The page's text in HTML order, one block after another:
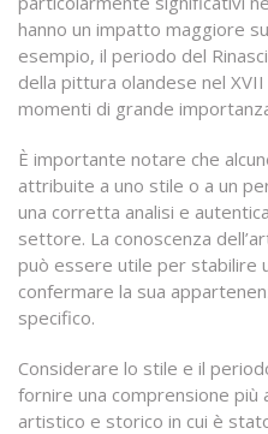
hanno un impatto maggiore
esempio, il periodo del
della pittura olandese nel
momenti di grande
È importante notare che
attribuite a uno stile o a un
una corretta analisi e
settore. La conoscenza
può essere utile per stabilire
confermare la sua
specifico.
Considerare lo stile e il
fornire una comprensione
artistico e storico in cui è